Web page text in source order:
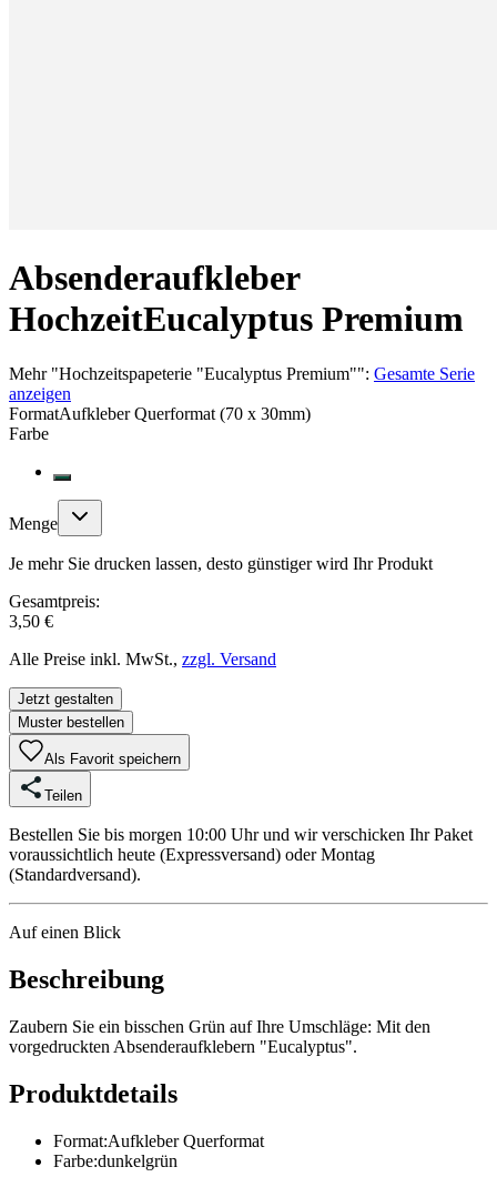
Absenderaufkleber
HochzeitEucalyptus Premium
Mehr"Hochzeitspapeterie "Eucalyptus Premium"": Gesamte Serie
anzeigen
FormatAufkleber Querformat (70 x 30mm)
Farbe
Menge
Je mehr Sie drucken lassen, desto günstiger wird Ihr Produkt
Gesamtpreis:
3,50 €
Alle Preise inkl. MwSt., zzgl. Versand
Jetzt gestalten
Muster bestellen
Als Favorit speichern
Teilen
Bestellen Sie bis morgen 10:00 Uhr und wir verschicken Ihr Paket
voraussichtlich heute (Expressversand) oder Montag
(Standardversand).
Auf einen Blick
Beschreibung
Zaubern Sie ein bisschen Grün auf Ihre Umschläge: Mit den
vorgedruckten Absenderaufklebern "Eucalyptus".
Produktdetails
Format:Aufkleber Querformat
Farbe:dunkelgrün